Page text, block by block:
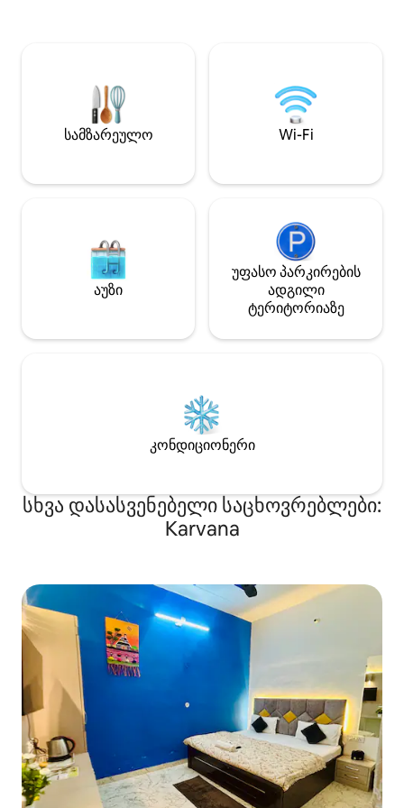
⭐პრემიუმ
გზიდან 100 მ-ის
Blinkit‑ის/Big
10 წუთში და 🚗
წვდომით
სამზარეულო Wi-Fi
აუზი
უფასო პარკირების
ადგილი
ტერიტორიაზე
კონდიციონერი
სხვა დასასვენებელი საცხოვრებლები:
Karvana